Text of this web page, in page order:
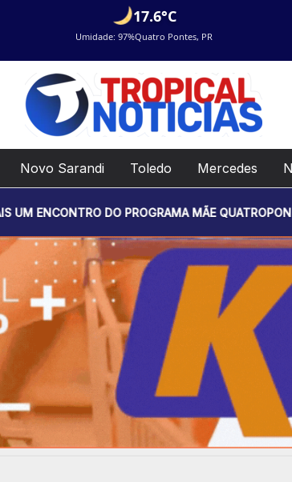
17.6°C
Umidade: 97%Quatro Pontes, PR
Novo Sarandi Toledo Mercedes
DO PROGRAMA MÃE QUATROPONTESE. O